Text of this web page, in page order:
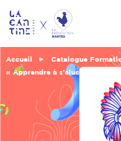
Qui
nous ?
Accueil Catalogue
« Apprendre à s’élucider »